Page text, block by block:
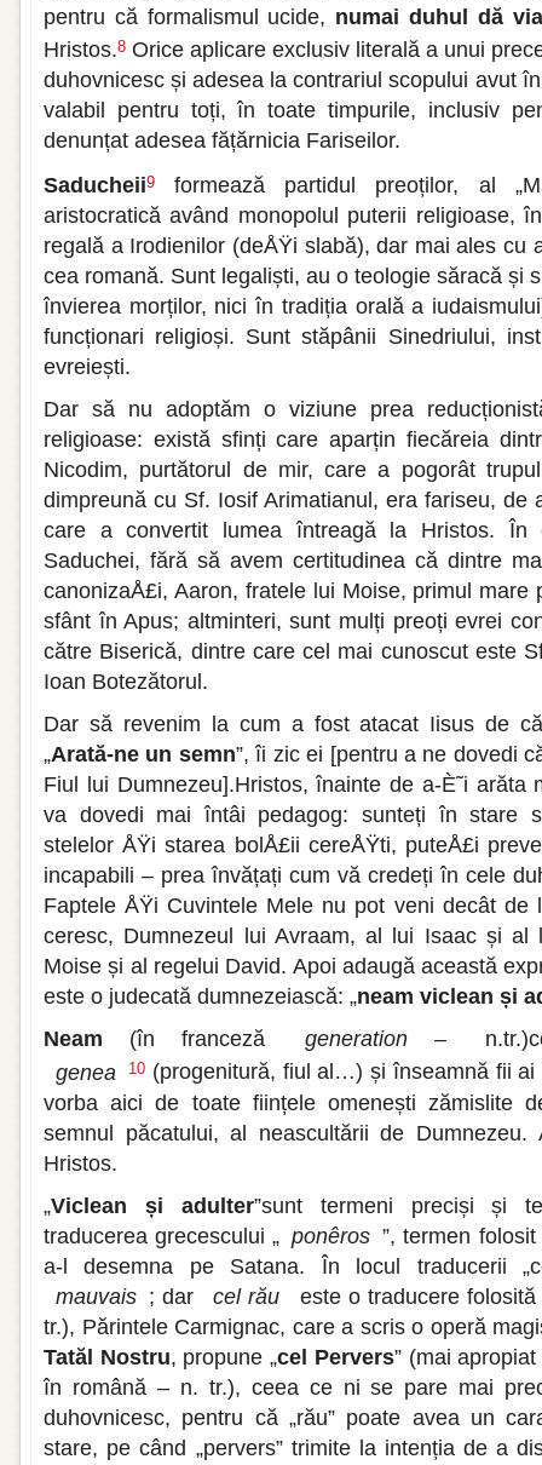
pentru că formalismul ucide, numai duhul dă
Hristos.8 Orice aplicare exclusiv literală a unui
duhovnicesc și adesea la contrariul scopului avut
valabil pentru toți, în toate timpurile, inclusiv
denunțat adesea fățărnicia Fariseilor.
Saducheii9
formează partidul preoților, al
aristocratică având monopolul puterii religioase,
regală a Irodienilor (deÅŸi slabă), dar mai ales cu
cea romană. Sunt legaliști, au o teologie săracă și
învierea morților, nici în tradiția orală a
funcționari religioși. Sunt stăpânii Sinedriului,
evreiești.
Dar să nu adoptăm o viziune prea
religioase: există sfinți care aparțin fiecăreia
Nicodim, purtătorul de mir, care a pogorât
dimpreună cu Sf. Iosif Arimatianul, era fariseu, de
care a convertit lumea întreagă la Hristos.
Saduchei, fără să avem certitudinea că dintre
canonizaÅ£i, Aaron, fratele lui Moise, primul mare
sfânt în Apus; altminteri, sunt mulți preoți evrei
către Biserică, dintre care cel mai cunoscut este
Ioan Botezătorul.
Dar să revenim la cum a fost atacat Iisus de
„Arată-ne un semn”, îi zic ei [pentru a ne dovedi
Fiul lui Dumnezeu].Hristos, înainte de a-È˜i arăta
va dovedi mai întâi pedagog: sunteți în stare
stelelor ÅŸi starea bolÅ£ii cereÅŸti, puteÅ£i
incapabili – prea învățați cum vă credeți în cele
Faptele ÅŸi Cuvintele Mele nu pot veni decât de
ceresc, Dumnezeul lui Avraam, al lui Isaac și al
Moise și al regelui David. Apoi adaugă această
este o judecată dumnezeiască: „neam viclean și
Neam (în franceză generation –
genea
10 (progenitură, fiul al…) și înseamnă fii ai
vorba aici de toate ființele omenești zămislite
semnul păcatului, al neascultării de
Hristos.
„Viclean și adulter”sunt termeni preciși și
traducerea grecescului „ ponêros ”, termen
a-l desemna pe Satana. În locul traducerii
mauvais ; dar cel rău
este o traducere
tr.), Părintele Carmignac, care a scris o operă
Tatăl Nostru, propune „cel Pervers” (mai
în română – n. tr.), ceea ce ni se pare mai
duhovnicesc, pentru că „rău” poate avea un
stare, pe când „pervers” trimite la intenția de a